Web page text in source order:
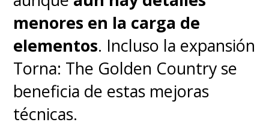
o leer un registro más que
termina de cerrar el contexto de
cada zona.
Eso sí,la aventura no está
exenta de tropiezos
menores en la carga de
elementos. Incluso la expansión
Torna: The Golden Country se
beneficia de estas mejoras
técnicas.